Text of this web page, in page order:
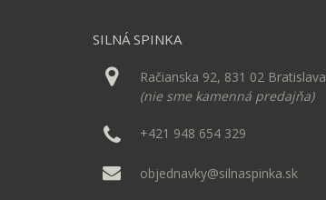
SILNÁ SPINKA
Račianska 92, 831 02 Bratislava
(nie sme kamenná predajňa)
+421 948 654 329
objednavky@silnaspinka.sk